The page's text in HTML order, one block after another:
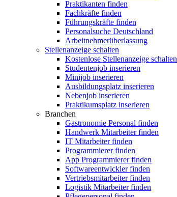
Praktikanten finden
Fachkräfte finden
Führungskräfte finden
Personalsuche Deutschland
Arbeitnehmerüberlassung
Stellenanzeige schalten
Kostenlose Stellenanzeige schalten
Studentenjob inserieren
Minijob inserieren
Ausbildungsplatz inserieren
Nebenjob inserieren
Praktikumsplatz inserieren
Branchen
Gastronomie Personal finden
Handwerk Mitarbeiter finden
IT Mitarbeiter finden
Programmierer finden
App Programmierer finden
Softwareentwickler finden
Vertriebsmitarbeiter finden
Logistik Mitarbeiter finden